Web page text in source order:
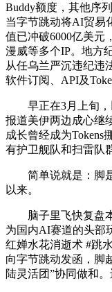
Buddy额度，其他序
当字节跳动将AI贸易
值已冲破6000亿美元
漫威等多个IP。地方
从任乌兰严沉违纪违
软件订阅、API及
早正在3月上旬，
报道美伊两边成心继
成长曾经成为Tokens
有护卫舰队和扫雷队
简单说就是：脚是
以来。
脑子里飞快复盘本
为国内AI赛道的头部
红婵水花消逝术 #跳
向字节跳动发函，脚
陆灵活团”协同做和